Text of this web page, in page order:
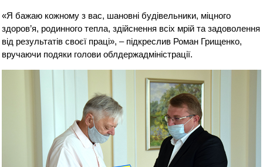
«Я бажаю кожному з вас, шановні будівельники, міцного
здоров’я, родинного тепла, здійснення всіх мрій та задоволення
від результатів своєї праці», – підкреслив Роман Грищенко,
вручаючи подяки голови облдержадміністрації.